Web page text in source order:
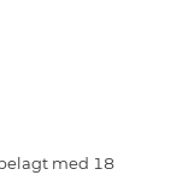
med 18